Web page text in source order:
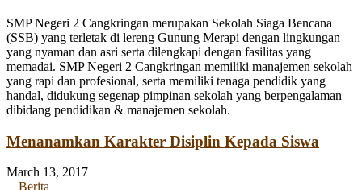
SMP Negeri 2 Cangkringan merupakan Sekolah Siaga Bencana
(SSB) yang terletak di lereng Gunung Merapi dengan lingkungan
yang nyaman dan asri serta dilengkapi dengan fasilitas yang
memadai. SMP Negeri 2 Cangkringan memiliki manajemen sekolah
yang rapi dan profesional, serta memiliki tenaga pendidik yang
handal, didukung segenap pimpinan sekolah yang berpengalaman
dibidang pendidikan & manajemen sekolah.
Menanamkan Karakter Disiplin Kepada Siswa
March 13, 2017
| Berita